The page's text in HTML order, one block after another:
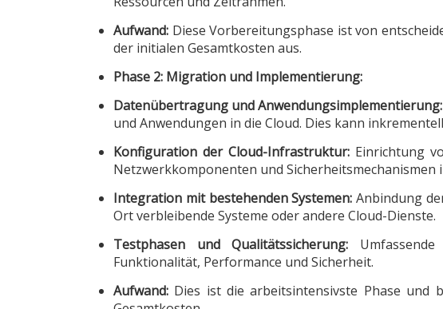
Aufwand: Diese Vorbereitungsphase ist von
der initialen Gesamtkosten aus.
Phase 2: Migration und Implementierung:
Datenübertragung und Anwendungsimplementierung:
und Anwendungen in die Cloud. Dies kann
Konfiguration der Cloud-Infrastruktur: Einrichtung
Netzwerkkomponenten und Sicherheitsmechanismen
Integration mit bestehenden Systemen: Anbindung
Ort verbleibende Systeme oder andere Cloud-Dienste.
Testphasen und Qualitätssicherung:
Funktionalität, Performance und Sicherheit.
Aufwand: Dies ist die arbeitsintensivste Phase und